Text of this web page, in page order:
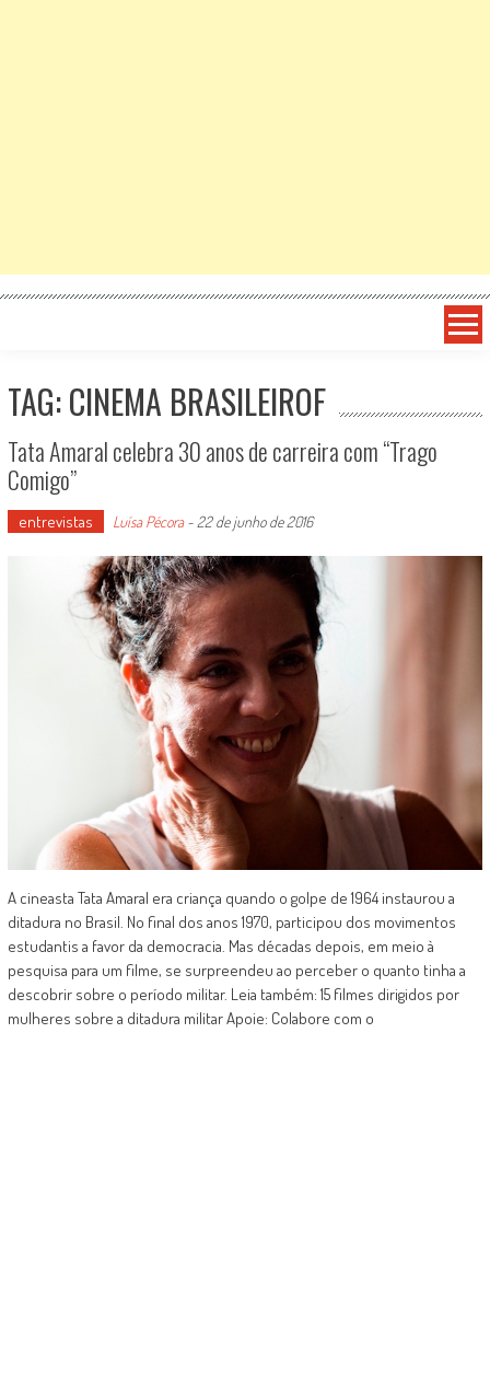
TAG: CINEMA BRASILEIROF
Tata Amaral celebra 30 anos de carreira com “Trago
Comigo”
entrevistas Luísa Pécora- 22 de junho de 2016
A cineasta Tata Amaral era criança quando o golpe de 1964 instaurou a
ditadura no Brasil. No final dos anos 1970, participou dos movimentos
estudantis a favor da democracia. Mas décadas depois, em meio à
pesquisa para um filme, se surpreendeu ao perceber o quanto tinha a
descobrir sobre o período militar. Leia também: 15 filmes dirigidos por
mulheres sobre a ditadura militar Apoie: Colabore com o